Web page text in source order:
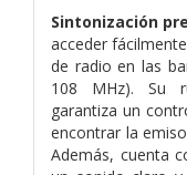
Sintonización
acceder
de radio en las
108 MHz). Su
garantiza un
encontrar la
Además, cuenta